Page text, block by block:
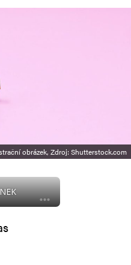
obrázek, Zdroj: Shutterstock.com